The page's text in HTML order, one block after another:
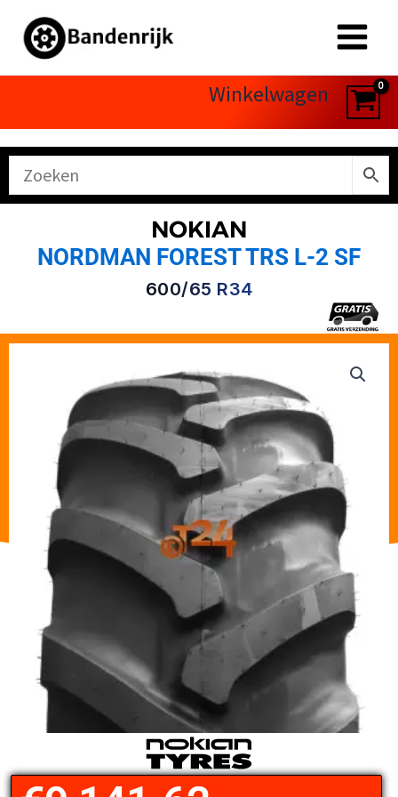
naar
Winkelwagen
NOKIAN
NORDMAN FOREST TRS L-2 SF
600/65 R34